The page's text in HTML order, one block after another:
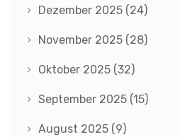
Dezember 2025 (24)
November 2025 (28)
Oktober 2025 (32)
September 2025 (15)
August 2025 (9)